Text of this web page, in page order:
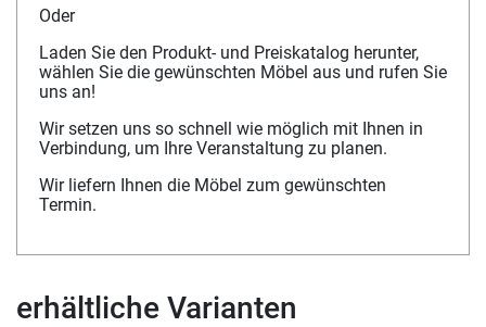
Oder
Laden Sie den Produkt- und Preiskatalog herunter,
wählen Sie die gewünschten Möbel aus und rufen Sie
uns an!
Wir setzen uns so schnell wie möglich mit Ihnen in
Verbindung, um Ihre Veranstaltung zu planen.
Wir liefern Ihnen die Möbel zum gewünschten
Termin.
erhältliche Varianten